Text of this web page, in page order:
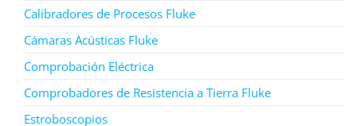
Calibradores de Procesos Fluke
Cámaras Acústicas Fluke
Comprobación Eléctrica
Comprobadores de Resistencia a Tierra Fluke
Estroboscopios